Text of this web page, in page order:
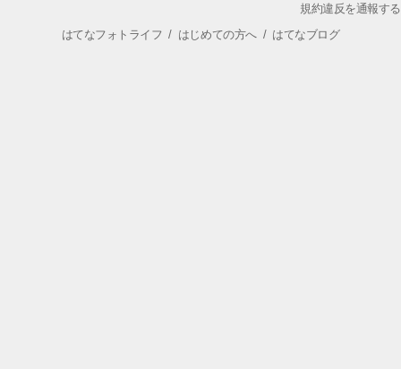
規約違反を通報する
はてなフォトライフ / はじめての方へ/ はてなブログ